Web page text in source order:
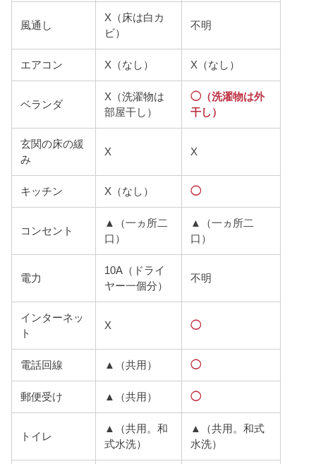
風通し
X（床は白カ
ビ）
不明
エアコン X（なし） X（なし）
ベランダ
X（洗濯物は
部屋干し）
◯（洗濯物は外
干し）
玄関の床の緩
み
X X
キッチン X（なし） ◯
コンセント
▲（一ヵ所二
口）
▲（一ヵ所二
口）
電力
10A（ドライ
ヤー一個分）
不明
インターネッ
ト
X ◯
電話回線 ▲（共用） ◯
郵便受け ▲（共用） ◯
トイレ
▲（共用。和
式水洗）
▲（共用。和式
水洗）